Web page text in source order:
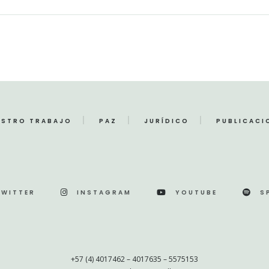
TRABAJO PAZ JURÍDICO
INSTAGRAM YOUTUBE
+57 (4) 4017462 – 4017635 – 5575153